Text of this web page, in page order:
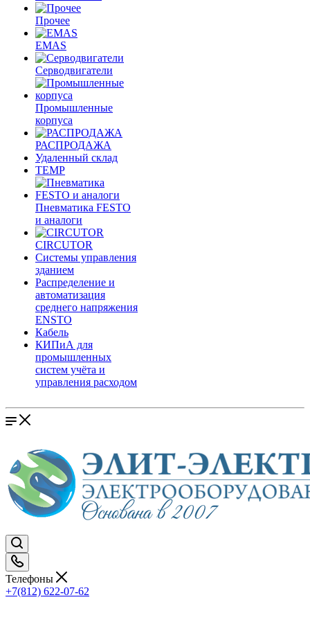
Прочее
EMAS
Cерводвигатели
Промышленные
корпуса
РАСПРОДАЖА
Удаленный склад
TEMP
Пневматика FESTO
и аналоги
CIRCUTOR
Системы управления
зданием
Распределение и
автоматизация
среднего напряжения
ENSTO
Кабель
КИПиА для
промышленных
систем учёта и
управления расходом
Телефоны
+7(812) 622-07-62